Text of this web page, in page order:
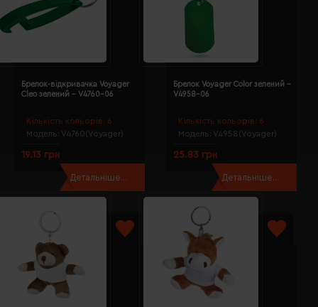
Кількість кольорів: 6
Модель: V4760(Voyager)
Брелок-відкривачка Voyager
Cleo зелений - V4760-06
19.13 грн
Детальніше...
Кількість кольорів: 6
Модель: V4958(Voyager)
Брелок Voyager Color зелений -
V4958-06
25.83 грн
Детальніше...